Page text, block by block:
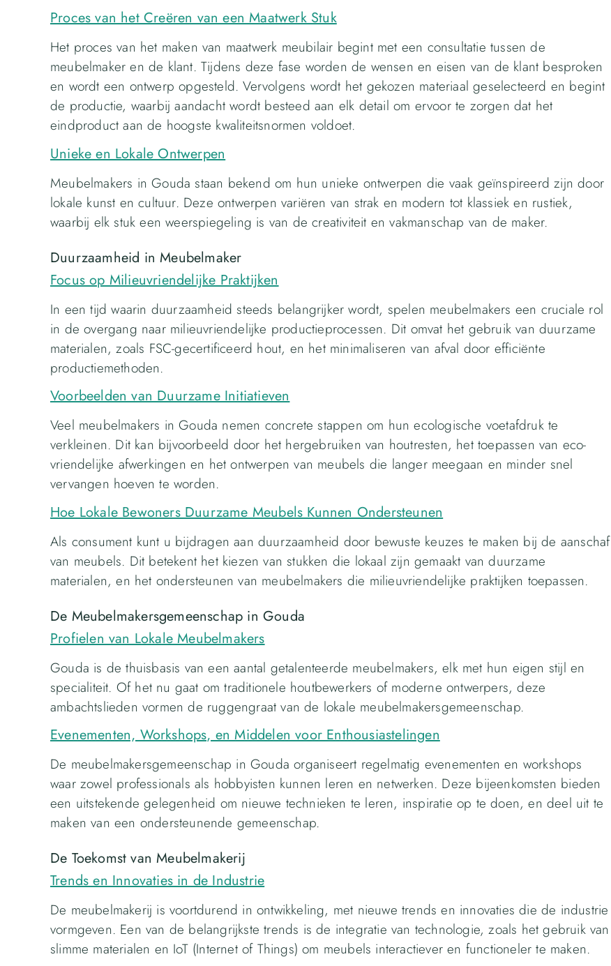
Proces van het Creëren van een Maatwerk Stuk
Het proces van het maken van maatwerk meubilair begint met een consultatie tussen de
meubelmaker en de klant. Tijdens deze fase worden de wensen en eisen van de klant besproken
en wordt een ontwerp opgesteld. Vervolgens wordt het gekozen materiaal geselecteerd en begint
de productie, waarbij aandacht wordt besteed aan elk detail om ervoor te zorgen dat het
eindproduct aan de hoogste kwaliteitsnormen voldoet.
Unieke en Lokale Ontwerpen
Meubelmakers in Gouda staan bekend om hun unieke ontwerpen die vaak geïnspireerd zijn door
lokale kunst en cultuur. Deze ontwerpen variëren van strak en modern tot klassiek en rustiek,
waarbij elk stuk een weerspiegeling is van de creativiteit en vakmanschap van de maker.
Duurzaamheid in Meubelmaker
Focus op Milieuvriendelijke Praktijken
In een tijd waarin duurzaamheid steeds belangrijker wordt, spelen meubelmakers een cruciale rol
in de overgang naar milieuvriendelijke productieprocessen. Dit omvat het gebruik van duurzame
materialen, zoals FSC-gecertificeerd hout, en het minimaliseren van afval door efficiënte
productiemethoden.
Voorbeelden van Duurzame Initiatieven
Veel meubelmakers in Gouda nemen concrete stappen om hun ecologische voetafdruk te
verkleinen. Dit kan bijvoorbeeld door het hergebruiken van houtresten, het toepassen van eco-
vriendelijke afwerkingen en het ontwerpen van meubels die langer meegaan en minder snel
vervangen hoeven te worden.
Hoe Lokale Bewoners Duurzame Meubels Kunnen Ondersteunen
Als consument kunt u bijdragen aan duurzaamheid door bewuste keuzes te maken bij de aanschaf
van meubels. Dit betekent het kiezen van stukken die lokaal zijn gemaakt van duurzame
materialen, en het ondersteunen van meubelmakers die milieuvriendelijke praktijken toepassen.
De Meubelmakersgemeenschap in Gouda
Profielen van Lokale Meubelmakers
Gouda is de thuisbasis van een aantal getalenteerde meubelmakers, elk met hun eigen stijl en
specialiteit. Of het nu gaat om traditionele houtbewerkers of moderne ontwerpers, deze
ambachtslieden vormen de ruggengraat van de lokale meubelmakersgemeenschap.
Evenementen, Workshops, en Middelen voor Enthousiastelingen
De meubelmakersgemeenschap in Gouda organiseert regelmatig evenementen en workshops
waar zowel professionals als hobbyisten kunnen leren en netwerken. Deze bijeenkomsten bieden
een uitstekende gelegenheid om nieuwe technieken te leren, inspiratie op te doen, en deel uit te
maken van een ondersteunende gemeenschap.
De Toekomst van Meubelmakerij
Trends en Innovaties in de Industrie
De meubelmakerij is voortdurend in ontwikkeling, met nieuwe trends en innovaties die de industrie
vormgeven. Een van de belangrijkste trends is de integratie van technologie, zoals het gebruik van
slimme materialen en IoT (Internet of Things) om meubels interactiever en functioneler te maken.